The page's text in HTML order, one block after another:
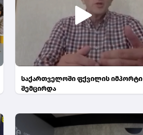
საქართველოში ფქვილის იმპორტი
შემცირდა